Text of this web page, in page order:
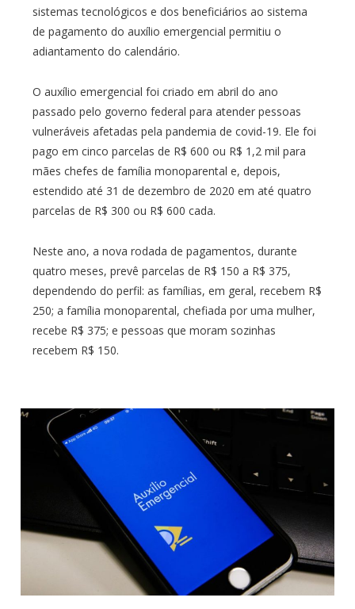
sistemas tecnológicos e dos beneficiários ao sistema
de pagamento do auxílio emergencial permitiu o
adiantamento do calendário.
O auxílio emergencial foi criado em abril do ano
passado pelo governo federal para atender pessoas
vulneráveis afetadas pela pandemia de covid-19. Ele foi
pago em cinco parcelas de R$ 600 ou R$ 1,2 mil para
mães chefes de família monoparental e, depois,
estendido até 31 de dezembro de 2020 em até quatro
parcelas de R$ 300 ou R$ 600 cada.
Neste ano, a nova rodada de pagamentos, durante
quatro meses, prevê parcelas de R$ 150 a R$ 375,
dependendo do perfil: as famílias, em geral, recebem R$
250; a família monoparental, chefiada por uma mulher,
recebe R$ 375; e pessoas que moram sozinhas
recebem R$ 150.